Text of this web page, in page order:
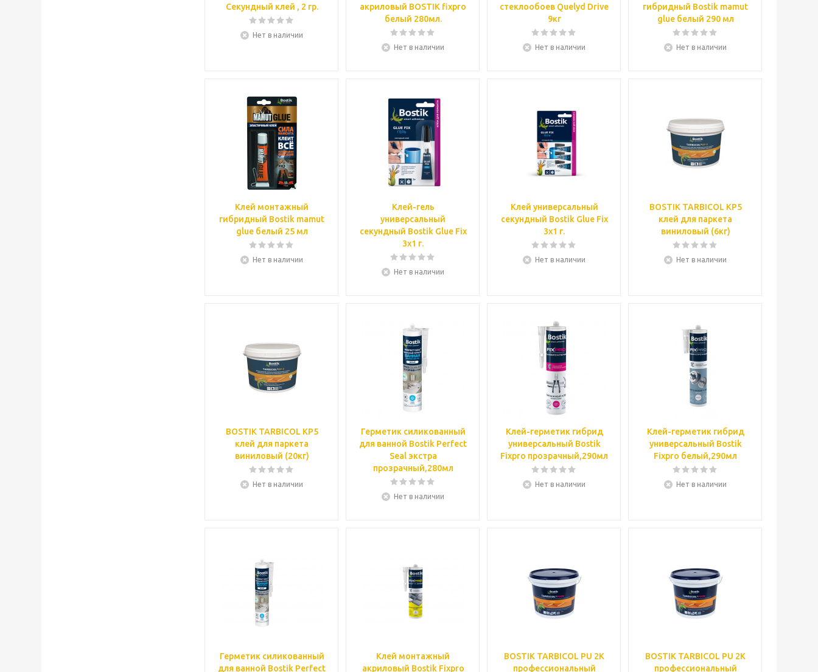
Секундный клей , 2 гр.
Нет в наличии
акриловый BOSTIK fixpro
белый 280мл.
Нет в наличии
стеклообоев Quelyd Drive
9кг
Нет в наличии
гибридный Bostik mamut
glue белый 290 мл
Нет в наличии
Клей монтажный
гибридный Bostik mamut
glue белый 25 мл
Нет в наличии
Клей-гель
универсальный
секундный Bostik Glue Fix
3x1 г.
Нет в наличии
Клей универсальный
секундный Bostik Glue Fix
3x1 г.
Нет в наличии
BOSTIK TARBICOL КР5
клей для паркета
виниловый (6кг)
Нет в наличии
BOSTIK TARBICOL КР5
клей для паркета
виниловый (20кг)
Нет в наличии
Герметик силикованный
для ванной Bostik Perfect
Seal экстра
прозрачный,280мл
Нет в наличии
Клей-герметик гибрид
универсальный Bostik
Fixpro прозрачный,290мл
Нет в наличии
Клей-герметик гибрид
универсальный Bostik
Fixpro белый,290мл
Нет в наличии
Герметик силикованный
для ванной Bostik Perfect
Клей монтажный
акриловый Bostik Fixpro
BOSTIK TARBICOL PU 2K
профессиональный
BOSTIK TARBICOL PU 2K
профессиональный